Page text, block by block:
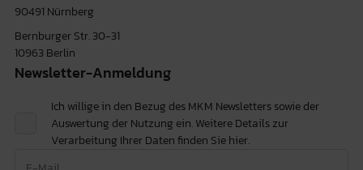
90491 Nürnberg
Bernburger Str. 30-31
10963 Berlin
Newsletter-Anmeldung
Ich willige in den Bezug des MKM Newsletters sowie der
Auswertung der Nutzung ein. Weitere Details zur
Verarbeitung Ihrer Daten finden Siehier.